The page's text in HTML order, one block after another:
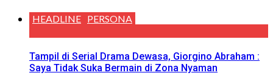
HEADLINE PERSONA
Tampil di Serial Drama Dewasa, Giorgino Abraham :
Saya Tidak Suka Bermain di Zona Nyaman